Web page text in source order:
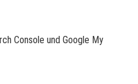
Console und Google My